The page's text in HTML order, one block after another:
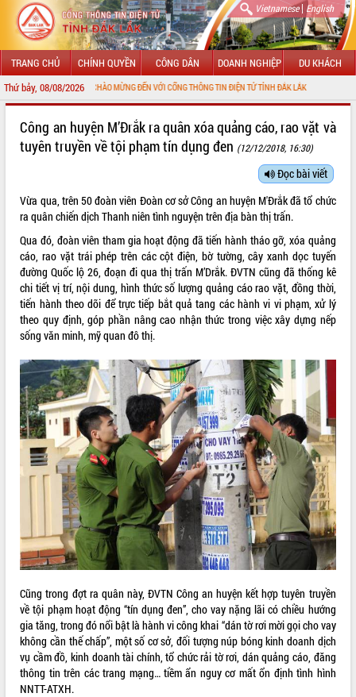
Vietnamese| English
TRANG CHỦ CHÍNH QUYỀN CÔNG DÂN DOANH NGHIỆP DU KHÁCH
Thứ bảy, 08/08/2026
CHÀO MỪNG ĐẾN VỚI CỔNG THÔNG TIN ĐIỆN TỬ TỈNH ĐẮK LẮK
LÃNH ĐẠO UBND TỈNH
SỞ, BAN, NGÀNH
UBND CÁC XÃ, PHƯỜNG
THÔNG TIN CHỈ ĐẠO ĐIỀU HÀNH
HỆ THỐNG VĂN BẢN
VĂN BẢN HĐND TỈNH
ĐIỂM TIN VĂN BẢN
QUY HOẠCH - KẾ HOẠCH
Công an huyện M’Đrắk ra quân xóa quảng cáo, rao vặt và
tuyên truyền về tội phạm tín dụng đen (12/12/2018, 16:30)
Đọc bài viết
Vừa qua, trên 50 đoàn viên Đoàn cơ sở Công an huyện M'Đrắk đã tổ chức
ra quân chiến dịch Thanh niên tình nguyện trên địa bàn thị trấn.
Qua đó, đoàn viên tham gia hoạt động đã tiến hành tháo gỡ, xóa quảng
cáo, rao vặt trái phép trên các cột điện, bờ tường, cây xanh dọc tuyến
đường Quốc lộ 26, đoạn đi qua thị trấn M’Drắk. ĐVTN cũng đã thống kê
chi tiết vị trí, nội dung, hình thức số lượng quảng cáo rao vặt, đồng thời,
tiến hành theo dõi để trực tiếp bắt quả tang các hành vi vi phạm, xử lý
theo quy định, góp phần nâng cao nhận thức trong việc xây dựng nếp
sống văn minh, mỹ quan đô thị.
Cũng trong đợt ra quân này, ĐVTN Công an huyện kết hợp tuyên truyền
về tội phạm hoạt động “tín dụng đen”, cho vay nặng lãi có chiều hướng
gia tăng, trong đó nổi bật là hành vi công khai “dán tờ rơi mời gọi cho vay
không cần thế chấp”, một số cơ sở, đối tượng núp bóng kinh doanh dịch
vụ cầm đồ, kinh doanh tài chính, tổ chức rải tờ rơi, dán quảng cáo, đăng
thông tin trên các trang mạng… tiềm ẩn nguy cơ mất ổn định tình hình
NNTT-ATXH.